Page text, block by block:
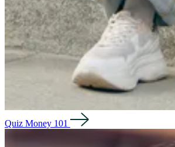
Quiz Money 101